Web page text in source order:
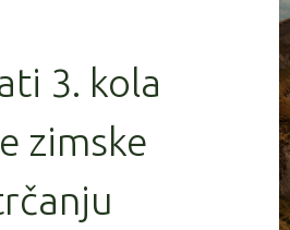
3. kola
zimske